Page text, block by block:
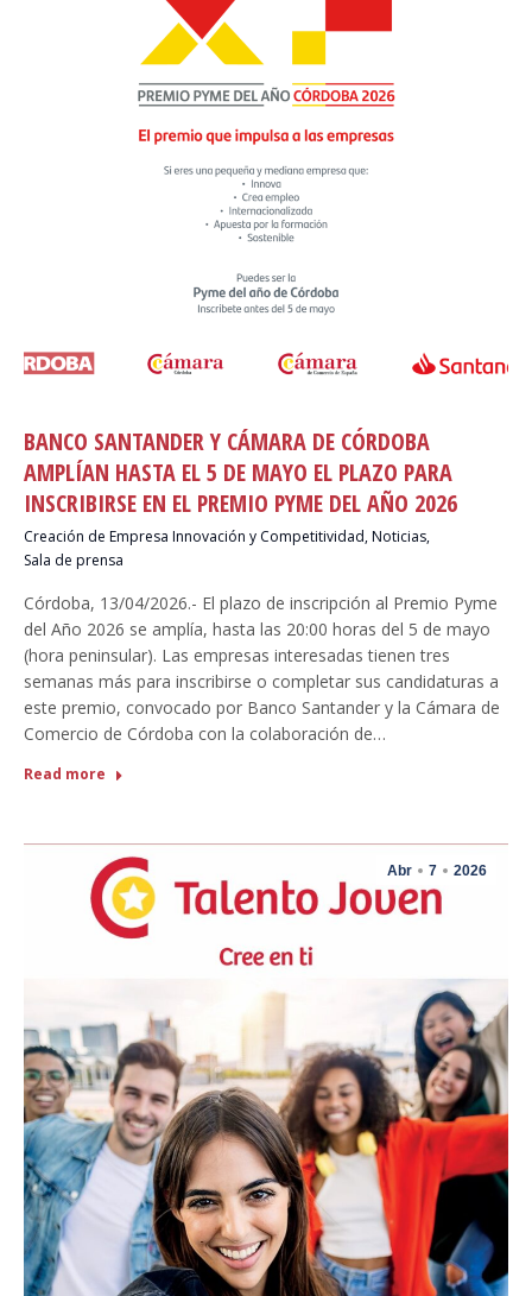
BANCO SANTANDER Y CÁMARA DE CÓRDOBA
AMPLÍAN HASTA EL 5 DE MAYO EL PLAZO PARA
INSCRIBIRSE EN EL PREMIO PYME DEL AÑO 2026
Creación de Empresa Innovación y Competitividad,Noticias,
Sala de prensa
Córdoba, 13/04/2026.- El plazo de inscripción al Premio Pyme
del Año 2026 se amplía, hasta las 20:00 horas del 5 de mayo
(hora peninsular). Las empresas interesadas tienen tres
semanas más para inscribirse o completar sus candidaturas a
este premio, convocado por Banco Santander y la Cámara de
Comercio de Córdoba con la colaboración de…
Read more
Abr 7 2026